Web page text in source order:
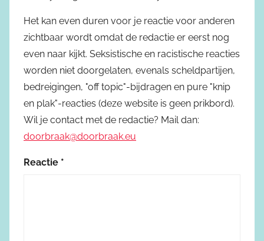
Het kan even duren voor je reactie voor anderen
zichtbaar wordt omdat de redactie er eerst nog
even naar kijkt. Seksistische en racistische reacties
worden niet doorgelaten, evenals scheldpartijen,
bedreigingen, "off topic"-bijdragen en pure "knip
en plak"-reacties (deze website is geen prikbord).
Wil je contact met de redactie? Mail dan:
doorbraak@doorbraak.eu
Reactie *